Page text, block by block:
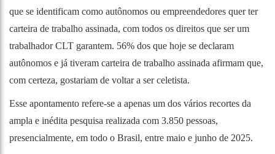
que se identificam como autônomos ou empreendedores quer ter
carteira de trabalho assinada, com todos os direitos que ser um
trabalhador CLT garantem. 56% dos que hoje se declaram
autônomos e já tiveram carteira de trabalho assinada afirmam que,
com certeza, gostariam de voltar a ser celetista.
Esse apontamento refere-se a apenas um dos vários recortes da
ampla e inédita pesquisa realizada com 3.850 pessoas,
presencialmente, em todo o Brasil, entre maio e junho de 2025.